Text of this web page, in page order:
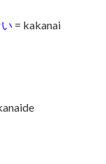
= kakanai